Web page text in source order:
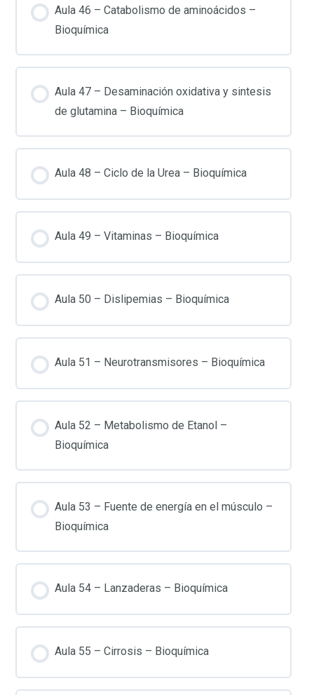
Aula 46 – Catabolismo de aminoácidos –
Bioquímica
Aula 47 – Desaminación oxidativa y sintesis
de glutamina – Bioquímica
Aula 48 – Ciclo de la Urea – Bioquímica
Aula 49 – Vitaminas – Bioquímica
Aula 50 – Dislipemias – Bioquímica
Aula 51 – Neurotransmisores – Bioquímica
Aula 52 – Metabolismo de Etanol –
Bioquímica
Aula 53 – Fuente de energía en el músculo –
Bioquímica
Aula 54 – Lanzaderas – Bioquímica
Aula 55 – Cirrosis – Bioquímica